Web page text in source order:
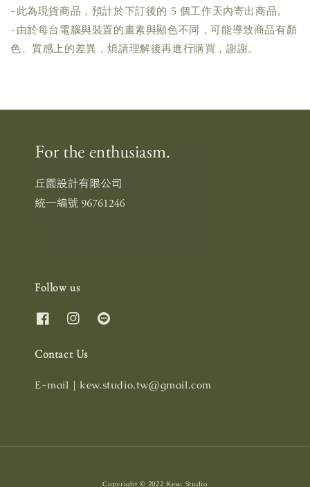
-此為現貨商品，預計於下訂後的 5 個工作天內寄出商品。
-由於每台電腦與裝置的畫素與顯色不同，可能導致商品有顏
色、質感上的差異，煩請理解後再進行購買，謝謝。
Follow us
Contact Us
E-mail｜kew.studio.tw@gmail.com
Copyright © 2022 Kew. Studio